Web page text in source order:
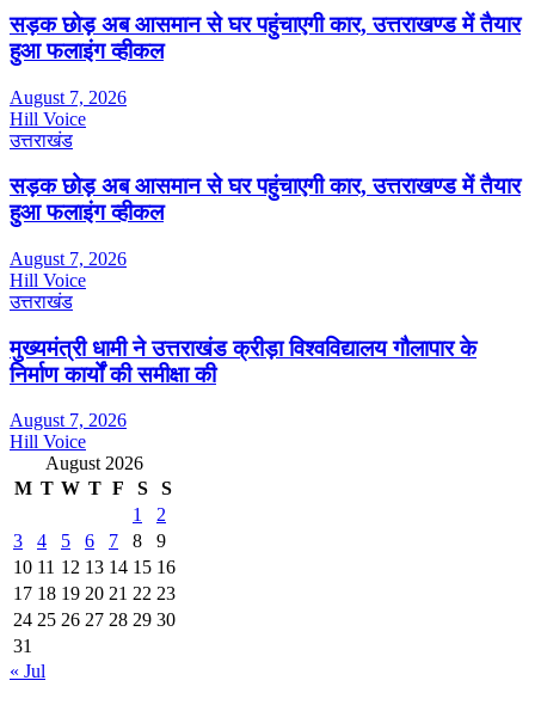
सड़क छोड़ अब आसमान से घर पहुंचाएगी कार, उत्तराखण्ड में तैयार
हुआ फलाइंग व्हीकल
August 7, 2026
Hill Voice
उत्तराखंड
सड़क छोड़ अब आसमान से घर पहुंचाएगी कार, उत्तराखण्ड में तैयार
हुआ फलाइंग व्हीकल
August 7, 2026
Hill Voice
उत्तराखंड
मुख्यमंत्री धामी ने उत्तराखंड क्रीड़ा विश्वविद्यालय गौलापार के
निर्माण कार्यों की समीक्षा की
August 7, 2026
Hill Voice
August 2026
M T W T F S
S
1
2
3
4 5 6 7 8
9
10 11 12 13 14 15 16
17 18 19 20 21 22 23
24 25 26 27 28 29 30
31
« Jul